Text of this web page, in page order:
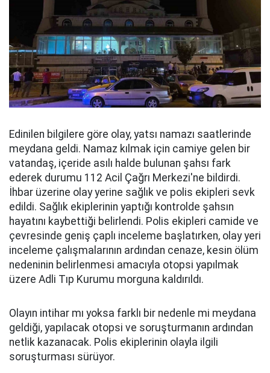
Edinilen bilgilere göre olay, yatsı namazı saatlerinde
meydana geldi. Namaz kılmak için camiye gelen bir
vatandaş, içeride asılı halde bulunan şahsı fark
ederek durumu 112 Acil Çağrı Merkezi'ne bildirdi.
İhbar üzerine olay yerine sağlık ve polis ekipleri sevk
edildi. Sağlık ekiplerinin yaptığı kontrolde şahsın
hayatını kaybettiği belirlendi. Polis ekipleri camide ve
çevresinde geniş çaplı inceleme başlatırken, olay yeri
inceleme çalışmalarının ardından cenaze, kesin ölüm
nedeninin belirlenmesi amacıyla otopsi yapılmak
üzere Adli Tıp Kurumu morguna kaldırıldı.
Olayın intihar mı yoksa farklı bir nedenle mi meydana
geldiği, yapılacak otopsi ve soruşturmanın ardından
netlik kazanacak. Polis ekiplerinin olayla ilgili
soruşturması sürüyor.